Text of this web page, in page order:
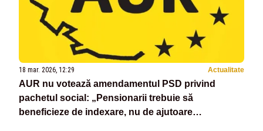
18 mar. 2026, 12:29 Actualitate
AUR nu votează amendamentul PSD privind
pachetul social: „Pensionarii trebuie să
beneficieze de indexare, nu de ajutoare